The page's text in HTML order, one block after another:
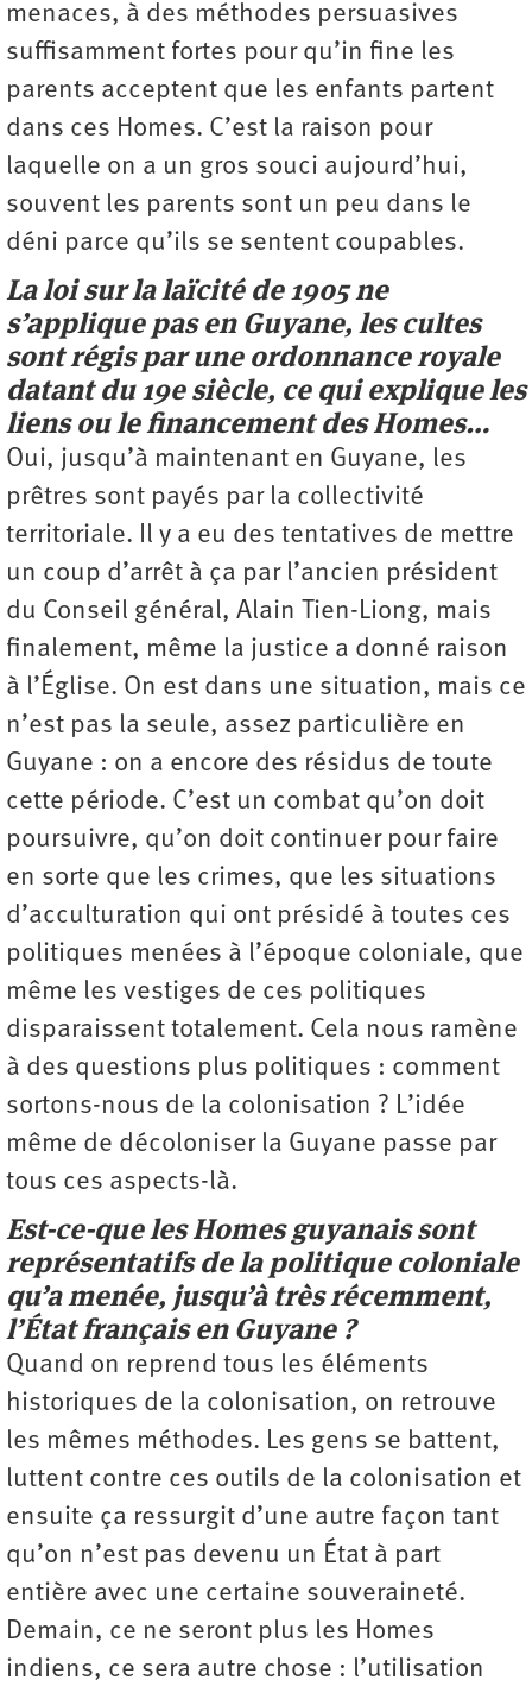
menaces, à des méthodes persuasives
suffisamment fortes pour qu’in fine les
parents acceptent que les enfants partent
dans ces Homes. C’est la raison pour
laquelle on a un gros souci aujourd’hui,
souvent les parents sont un peu dans le
déni parce qu’ils se sentent coupables.
La loi sur la laïcité de 1905 ne
s’applique pas en Guyane, les cultes
sont régis par une ordonnance royale
datant du 19e siècle, ce qui explique les
liens ou le financement des Homes…
Oui, jusqu’à maintenant en Guyane, les
prêtres sont payés par la collectivité
territoriale. Il y a eu des tentatives de mettre
un coup d’arrêt à ça par l’ancien président
du Conseil général, Alain Tien-Liong, mais
finalement, même la justice a donné raison
à l’Église. On est dans une situation, mais ce
n’est pas la seule, assez particulière en
Guyane : on a encore des résidus de toute
cette période. C’est un combat qu’on doit
poursuivre, qu’on doit continuer pour faire
en sorte que les crimes, que les situations
d’acculturation qui ont présidé à toutes ces
politiques menées à l’époque coloniale, que
même les vestiges de ces politiques
disparaissent totalement. Cela nous ramène
à des questions plus politiques : comment
sortons-nous de la colonisation ? L’idée
même de décoloniser la Guyane passe par
tous ces aspects-là.
Est-ce-que les Homes guyanais sont
représentatifs de la politique coloniale
qu’a menée, jusqu’à très récemment,
l’État français en Guyane ?
Quand on reprend tous les éléments
historiques de la colonisation, on retrouve
les mêmes méthodes. Les gens se battent,
luttent contre ces outils de la colonisation et
ensuite ça ressurgit d’une autre façon tant
qu’on n’est pas devenu un État à part
entière avec une certaine souveraineté.
Demain, ce ne seront plus les Homes
indiens, ce sera autre chose : l’utilisation